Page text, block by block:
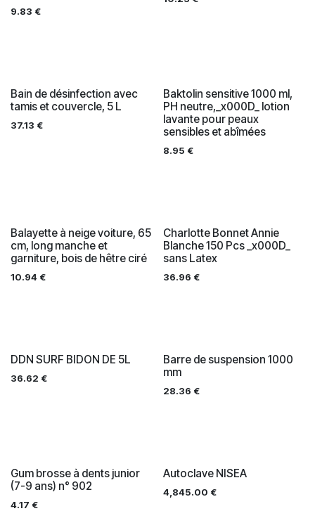
9.83 €
Bain de désinfection avec
tamis et couvercle, 5 L
37.13 €
Baktolin sensitive 1000 ml,
PH neutre,_x000D_ lotion
lavante pour peaux
sensibles et abîmées
8.95 €
Balayette à neige voiture, 65
cm, long manche et
garniture, bois de hêtre ciré
10.94 €
Charlotte Bonnet Annie
Blanche 150 Pcs _x000D_
sans Latex
36.96 €
DDN SURF BIDON DE 5L
36.62 €
Barre de suspension 1000
mm
28.36 €
Gum brosse à dents junior
(7-9 ans) n° 902
4.17 €
Autoclave NISEA
4,845.00 €